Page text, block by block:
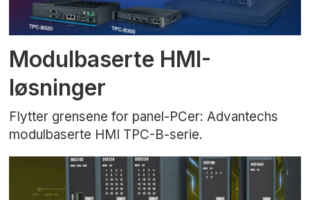
Modulbaserte HMI-
løsninger
Flytter grensene for panel-PCer: Advantechs
modulbaserte HMI TPC-B-serie.